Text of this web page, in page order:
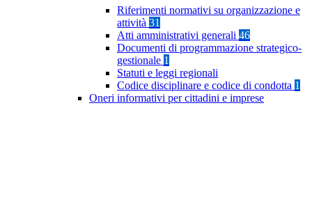
Riferimenti normativi su organizzazione e
attività 31
Atti amministrativi generali 46
Documenti di programmazione strategico-
gestionale 1
Statuti e leggi regionali
Codice disciplinare e codice di condotta 1
Oneri informativi per cittadini e imprese